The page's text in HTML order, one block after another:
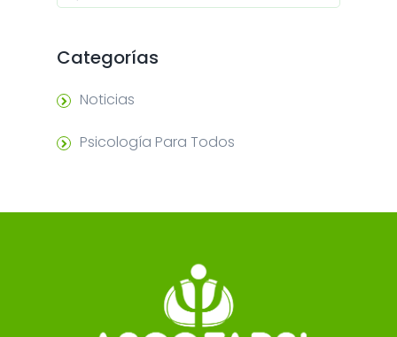
Categorías
Noticias
Psicología Para Todos